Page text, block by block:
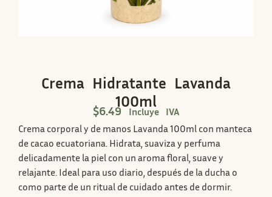
Crema Hidratante Lavanda
100ml
$6.49
Incluye IVA
Crema corporal y de manos Lavanda 100ml con manteca
de cacao ecuatoriana. Hidrata, suaviza y perfuma
delicadamente la piel con un aroma floral, suave y
relajante. Ideal para uso diario, después de la ducha o
como parte de un ritual de cuidado antes de dormir.